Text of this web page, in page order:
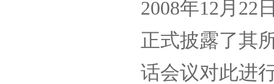
2008年12月 22
正式披露了其
话会议对此进